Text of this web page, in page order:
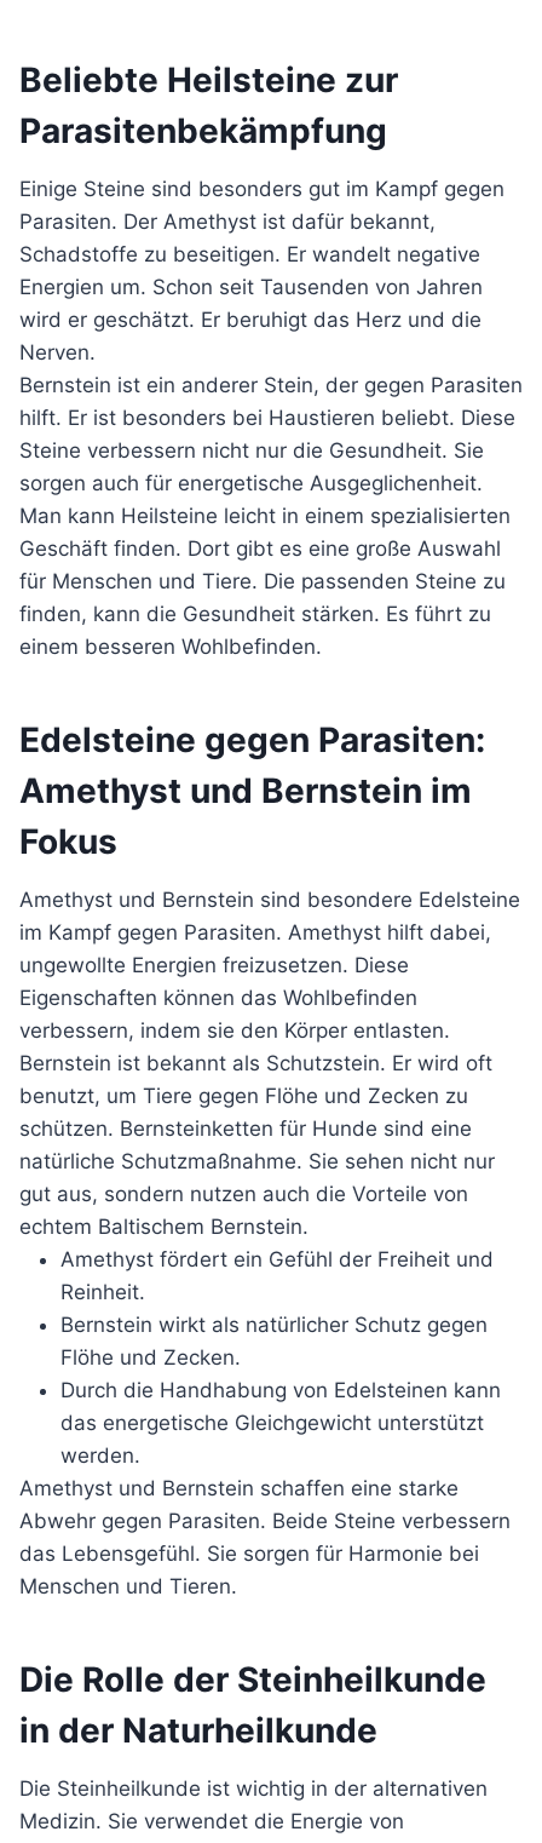
Beliebte Heilsteine zur
Parasitenbekämpfung
Einige Steine sind besonders gut im Kampf gegen
Parasiten. Der Amethyst ist dafür bekannt,
Schadstoffe zu beseitigen. Er wandelt negative
Energien um. Schon seit Tausenden von Jahren
wird er geschätzt. Er beruhigt das Herz und die
Nerven.
Bernstein ist ein anderer Stein, der gegen Parasiten
hilft. Er ist besonders bei Haustieren beliebt. Diese
Steine verbessern nicht nur die Gesundheit. Sie
sorgen auch für energetische Ausgeglichenheit.
Man kann Heilsteine leicht in einem spezialisierten
Geschäft finden. Dort gibt es eine große Auswahl
für Menschen und Tiere. Die passenden Steine zu
finden, kann die Gesundheit stärken. Es führt zu
einem besseren Wohlbefinden.
Edelsteine gegen Parasiten:
Amethyst und Bernstein im
Fokus
Amethyst und Bernstein sind besondere Edelsteine
im Kampf gegen Parasiten. Amethyst hilft dabei,
ungewollte Energien freizusetzen. Diese
Eigenschaften können das Wohlbefinden
verbessern, indem sie den Körper entlasten.
Bernstein ist bekannt als Schutzstein. Er wird oft
benutzt, um Tiere gegen Flöhe und Zecken zu
schützen. Bernsteinketten für Hunde sind eine
natürliche Schutzmaßnahme. Sie sehen nicht nur
gut aus, sondern nutzen auch die Vorteile von
echtem Baltischem Bernstein.
Amethyst fördert ein Gefühl der Freiheit und
Reinheit.
Bernstein wirkt als natürlicher Schutz gegen
Flöhe und Zecken.
Durch die Handhabung von Edelsteinen kann
das energetische Gleichgewicht unterstützt
werden.
Amethyst und Bernstein schaffen eine starke
Abwehr gegen Parasiten. Beide Steine verbessern
das Lebensgefühl. Sie sorgen für Harmonie bei
Menschen und Tieren.
Die Rolle der Steinheilkunde
in der Naturheilkunde
Die Steinheilkunde ist wichtig in der alternativen
Medizin. Sie verwendet die Energie von